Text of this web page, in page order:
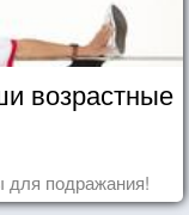
возрастные
для подражания!